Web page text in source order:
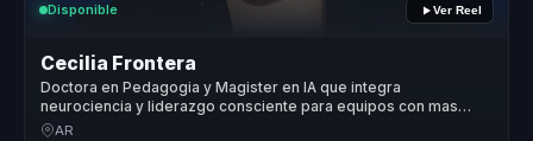
Disponible Ver Reel
Cecilia Frontera
Doctora en Pedagogia y Magister en IA que integra
neurociencia y liderazgo consciente para equipos con mas
aprendizaje y productividad.
AR